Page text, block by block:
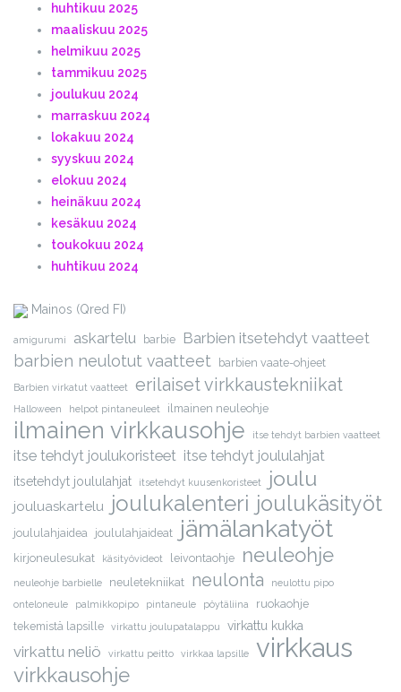
huhtikuu 2025
maaliskuu 2025
helmikuu 2025
tammikuu 2025
joulukuu 2024
marraskuu 2024
lokakuu 2024
syyskuu 2024
elokuu 2024
heinäkuu 2024
kesäkuu 2024
toukokuu 2024
huhtikuu 2024
Mainos (Qred FI)
amigurumi askartelu barbie Barbien itsetehdyt vaatteet
barbien neulotut vaatteet barbien vaate-ohjeet
Barbien virkatut vaatteet erilaiset virkkaustekniikat
Halloween helpot pintaneuleet ilmainen neuleohje
ilmainen virkkausohje itse tehdyt barbien vaatteet
itse tehdyt joulukoristeet itse tehdyt joululahjat
itsetehdyt joululahjat itsetehdyt kuusenkoristeet joulu
jouluaskartelu joulukalenteri joulukäsityöt
joululahjaidea joululahjaideat jämälankatyöt
kirjoneulesukat käsityövideot leivontaohje neuleohje
neuleohje barbielle neuletekniikat neulonta
neulottu pipo
onteloneule
palmikkopipo pintaneule pöytäliina
ruokaohje
tekemistä lapsille
virkattu joulupatalappu virkattu kukka
virkattu neliö virkattu peitto virkkaa lapsille virkkaus
virkkausohje